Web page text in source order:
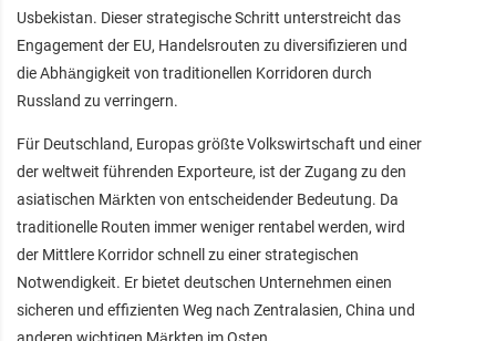
Usbekistan. Dieser strategische Schritt unterstreicht das
Engagement der EU, Handelsrouten zu diversifizieren und
die Abhängigkeit von traditionellen Korridoren durch
Russland zu verringern.
Für Deutschland, Europas größte Volkswirtschaft und einer
der weltweit führenden Exporteure, ist der Zugang zu den
asiatischen Märkten von entscheidender Bedeutung. Da
traditionelle Routen immer weniger rentabel werden, wird
der Mittlere Korridor schnell zu einer strategischen
Notwendigkeit. Er bietet deutschen Unternehmen einen
sicheren und effizienten Weg nach Zentralasien, China und